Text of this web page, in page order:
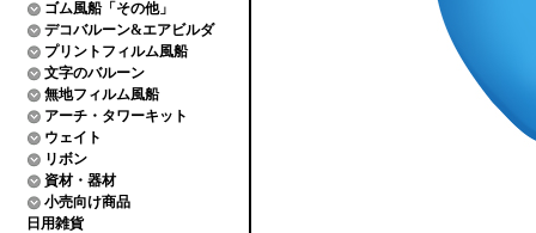
ゴム風船「その他」
デコバルーン&エアビルダ
プリントフィルム風船
文字のバルーン
無地フィルム風船
アーチ・タワーキット
ウェイト
リボン
資材・器材
小売向け商品
日用雑貨